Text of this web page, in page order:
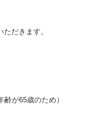
だきます。
が65歳のため）